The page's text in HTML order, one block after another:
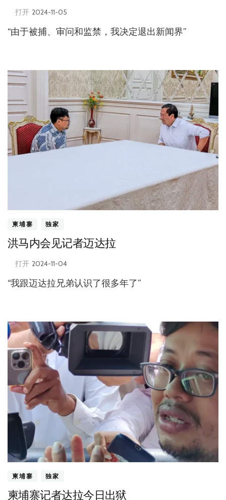
打开 2024-11-05
“由于被捕、审问和监禁，我决定退出新闻界”
柬埔寨 独家
洪马内会见记者迈达拉
打开 2024-11-04
“我跟迈达拉兄弟认识了很多年了”
柬埔寨 独家
柬埔寨记者达拉今日出狱